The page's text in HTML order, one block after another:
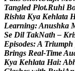
Tangled Plot.Ruhi B
Rishta Kya Kehlata
Learning:Anushka
Se Dil TakNath – Kri
Episodes:A Triumph
Brings Real-TimeAu
Kya Kehlata Hai:Ab